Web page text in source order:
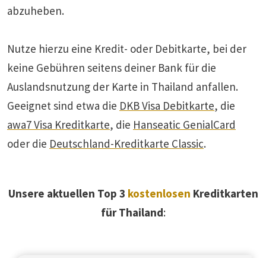
abzuheben.
Nutze hierzu eine Kredit- oder Debitkarte, bei der
keine Gebühren seitens deiner Bank für die
Auslandsnutzung der Karte in Thailand anfallen.
Geeignet sind etwa die DKB Visa Debitkarte, die
awa7 Visa Kreditkarte, die Hanseatic GenialCard
oder die Deutschland-Kreditkarte Classic.
Unsere aktuellen Top 3 kostenlosen Kreditkarten
für Thailand: